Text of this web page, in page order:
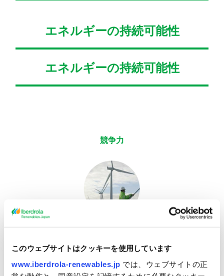
このウェブサイトはクッキーを使用しています
www.iberdrola-renewables.jp では、ウェブサイトの正
エネルギーの持続可能性
エネルギーの持続可能性
競争力